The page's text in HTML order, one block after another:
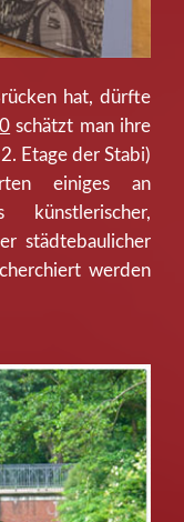
hat, dürfte
schätzt man ihre
Etage der Stabi)
einiges an
städtebaulicher
werden